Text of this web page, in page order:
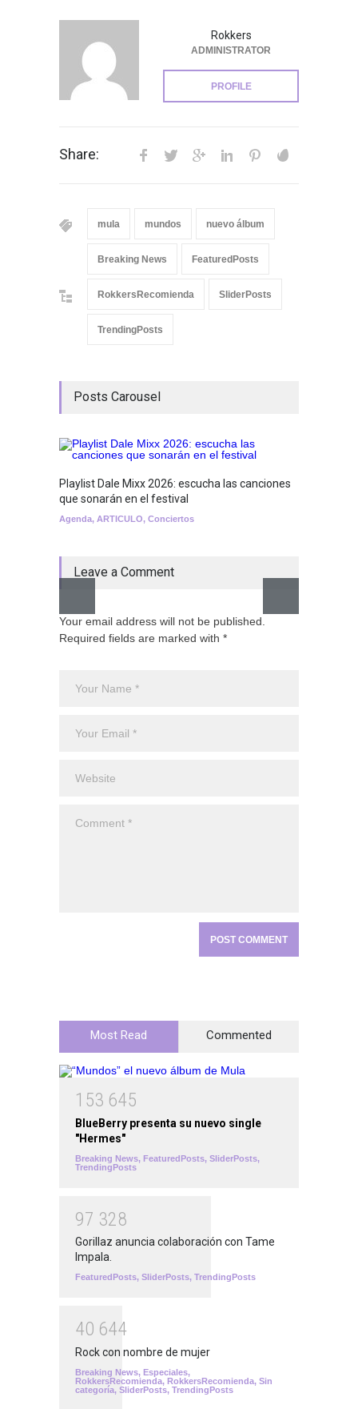
Rokkers
ADMINISTRATOR
PROFILE
Share:
mula mundos nuevo álbum
Breaking News FeaturedPosts
RokkersRecomienda SliderPosts
TrendingPosts
Posts Carousel
Playlist Dale Mixx 2026: escucha las canciones
que sonarán en el festival
Agenda, ARTICULO, Conciertos
Leave a Comment
Your email address will not be published.
Required fields are marked with *
Most Read Commented
1 53 645
BlueBerry presenta su nuevo single
"Hermes"
Breaking News, FeaturedPosts, SliderPosts,
TrendingPosts
97 328
Gorillaz anuncia colaboración con Tame
Impala.
FeaturedPosts, SliderPosts, TrendingPosts
40 644
Rock con nombre de mujer
Breaking News, Especiales,
RokkersRecomienda, RokkersRecomienda, Sin
categoría, SliderPosts, TrendingPosts